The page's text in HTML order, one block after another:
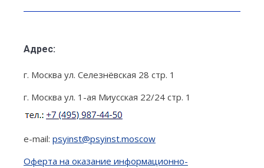
Адрес:
г. Москва ул. Селезнёвская 28 стр. 1
г. Москва ул. 1-ая Миусская 22/24 стр. 1
e-mail: psyinst@psyinst.moscow
Оферта на оказание информационно-